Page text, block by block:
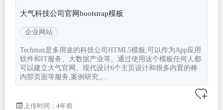
大气科技公司官网bootstrap模板
企业网站
Techmax是多用途的科技公司HTML5模板,可以作为App应用
软件和IT服务、大数据产业等。通过使用这个模板任何人都
可以建立大气官网。现代设计6个主页设计和很多内置的棒
内部页面等服务,案例研究,,...
上传时间：4年前